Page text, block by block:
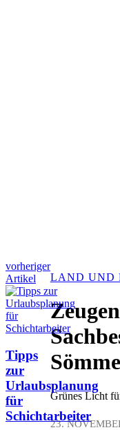
vorheriger
Artikel
Tipps
zur
Urlaubsplanung
für
Schichtarbeiter
LAND UND
Grünes Licht
23.